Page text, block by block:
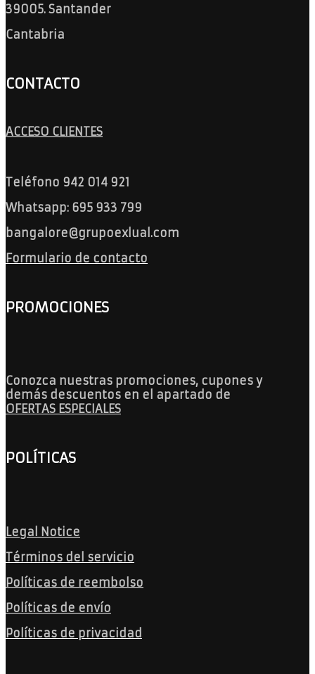
39005. Santander
Cantabria
CONTACTO
ACCESO CLIENTES
Teléfono 942 014 921
Whatsapp: 695 933 799
bangalore@grupoexlual.com
Formulario de contacto
PROMOCIONES
Conozca nuestras promociones, cupones y
demás descuentos en el apartado de
OFERTAS ESPECIALES
POLÍTICAS
Legal Notice
Términos del servicio
Políticas de reembolso
Políticas de envío
Políticas de privacidad